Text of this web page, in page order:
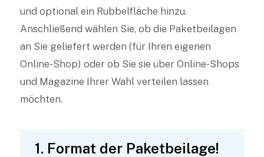
und optional ein Rubbelfläche hinzu.
Anschließend wählen Sie, ob die Paketbeilagen
an Sie geliefert werden (für Ihren eigenen
Online-Shop) oder ob Sie sie über Online-Shops
und Magazine Ihrer Wahl verteilen lassen
möchten.
1. Format der Paketbeilage!